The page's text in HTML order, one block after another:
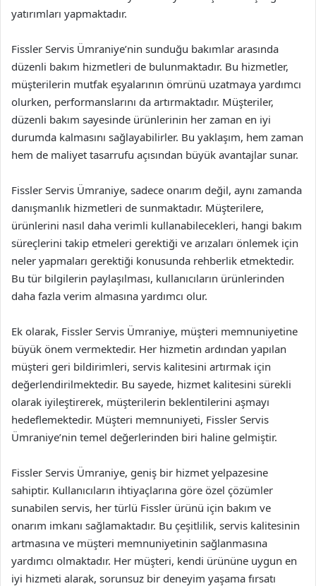
yatırımları yapmaktadır.
Fissler Servis Ümraniye’nin sunduğu bakımlar arasında
düzenli bakım hizmetleri de bulunmaktadır. Bu hizmetler,
müşterilerin mutfak eşyalarının ömrünü uzatmaya yardımcı
olurken, performanslarını da artırmaktadır. Müşteriler,
düzenli bakım sayesinde ürünlerinin her zaman en iyi
durumda kalmasını sağlayabilirler. Bu yaklaşım, hem zaman
hem de maliyet tasarrufu açısından büyük avantajlar sunar.
Fissler Servis Ümraniye, sadece onarım değil, aynı zamanda
danışmanlık hizmetleri de sunmaktadır. Müşterilere,
ürünlerini nasıl daha verimli kullanabilecekleri, hangi bakım
süreçlerini takip etmeleri gerektiği ve arızaları önlemek için
neler yapmaları gerektiği konusunda rehberlik etmektedir.
Bu tür bilgilerin paylaşılması, kullanıcıların ürünlerinden
daha fazla verim almasına yardımcı olur.
Ek olarak, Fissler Servis Ümraniye, müşteri memnuniyetine
büyük önem vermektedir. Her hizmetin ardından yapılan
müşteri geri bildirimleri, servis kalitesini artırmak için
değerlendirilmektedir. Bu sayede, hizmet kalitesini sürekli
olarak iyileştirerek, müşterilerin beklentilerini aşmayı
hedeflemektedir. Müşteri memnuniyeti, Fissler Servis
Ümraniye’nin temel değerlerinden biri haline gelmiştir.
Fissler Servis Ümraniye, geniş bir hizmet yelpazesine
sahiptir. Kullanıcıların ihtiyaçlarına göre özel çözümler
sunabilen servis, her türlü Fissler ürünü için bakım ve
onarım imkanı sağlamaktadır. Bu çeşitlilik, servis kalitesinin
artmasına ve müşteri memnuniyetinin sağlanmasına
yardımcı olmaktadır. Her müşteri, kendi ürününe uygun en
iyi hizmeti alarak, sorunsuz bir deneyim yaşama fırsatı